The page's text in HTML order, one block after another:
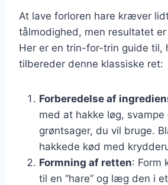
At lave forloren hare kræver
tålmodighed, men resultatet
Her er en trin-for-trin guide til,
tilbereder denne klassiske ret:
Forberedelse af
med at hakke løg, svampe
grøntsager, du vil bruge.
hakkede kød med
Formning af retten: Form
til en “hare” og læg den i